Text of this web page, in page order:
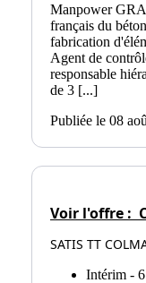
Manpower
français du
fabrication
Agent de
responsable
de 3 [...]
Publiée le 08
Voir l'offre :
SATIS TT
Intérim -